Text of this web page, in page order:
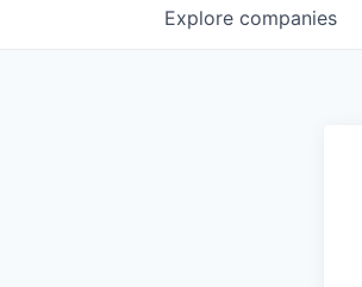
Explore companies